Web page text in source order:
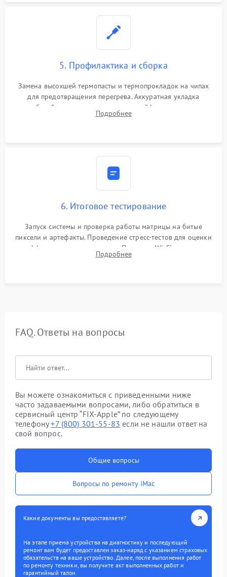
5. Профилактика и сборка
Замена высохшей термопасты и термопрокладок на чипах
для предотвращения перегрева. Аккуратная укладка
кабелей, подключение хрупких шлейфов матрицы и
надежная фиксация всех элементов внутри корпуса
Подробнее
6. Итоговое тестирование
Запуск системы и проверка работы матрицы на битые
пиксели и артефакты. Проведение стресс-тестов для оценки
эффективности охлаждения. Проверка Wi-Fi, камеры,
микрофона и всех портов перед выдачей устройства.
Подробнее
FAQ. Ответы на вопросы
Вы можете ознакомиться с приведенными ниже
часто задаваемыми вопросами, либо обратиться в
сервисный центр “FIX-Apple” по следующему
телефону+7 (800) 301-55-83 если не нашли ответ на
свой вопрос.
Общие вопросы
Вопросы по ремонту iMac
Какие документы вы предоставляете?
На этапе приема устройства на диагностику и последующий
ремонт вам будет предоставлен заказ-наряд с указанием страховых
обязательств на ваше устройство. Далее, после выполнения работ
по ремонту техники, вы получите акт выполненных работ и
гарантийный талон.